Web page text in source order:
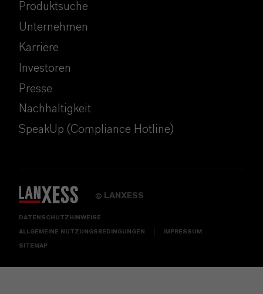
Produktsuche
Unternehmen
Karriere
Investoren
Presse
Nachhaltigkeit
SpeakUp (Compliance Hotline)
© LANXESS
DATENSCHUTZHINWEISE
ALLGEMEINE NUTZUNGSBEDINGUNGEN IMPRESSUM
SITEMAP